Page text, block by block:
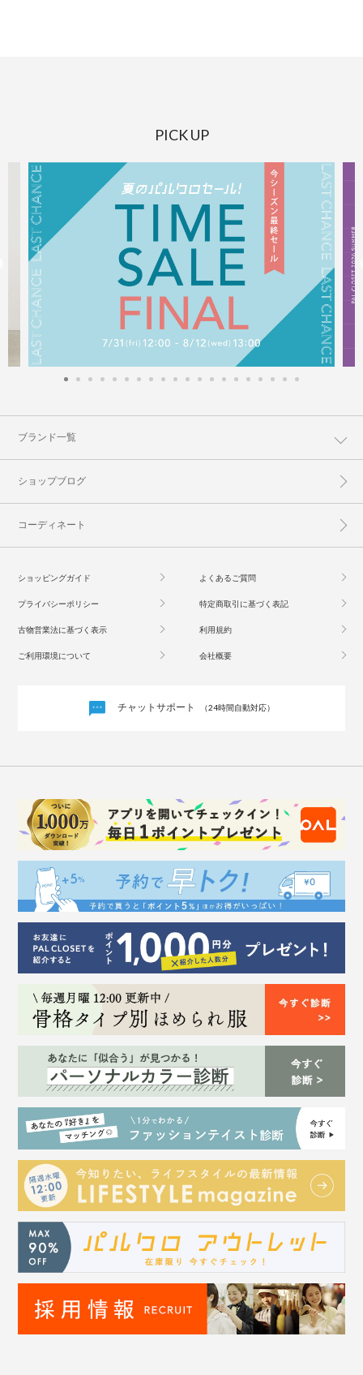
PICK UP
ブランド一覧
ショップブログ
コーディネート
ショッピングガイド よくあるご質問
プライバシーポリシー 特定商取引に基づく表記
古物営業法に基づく表示 利用規約
ご利用環境について 会社概要
チャットサポート （24時間自動対応）